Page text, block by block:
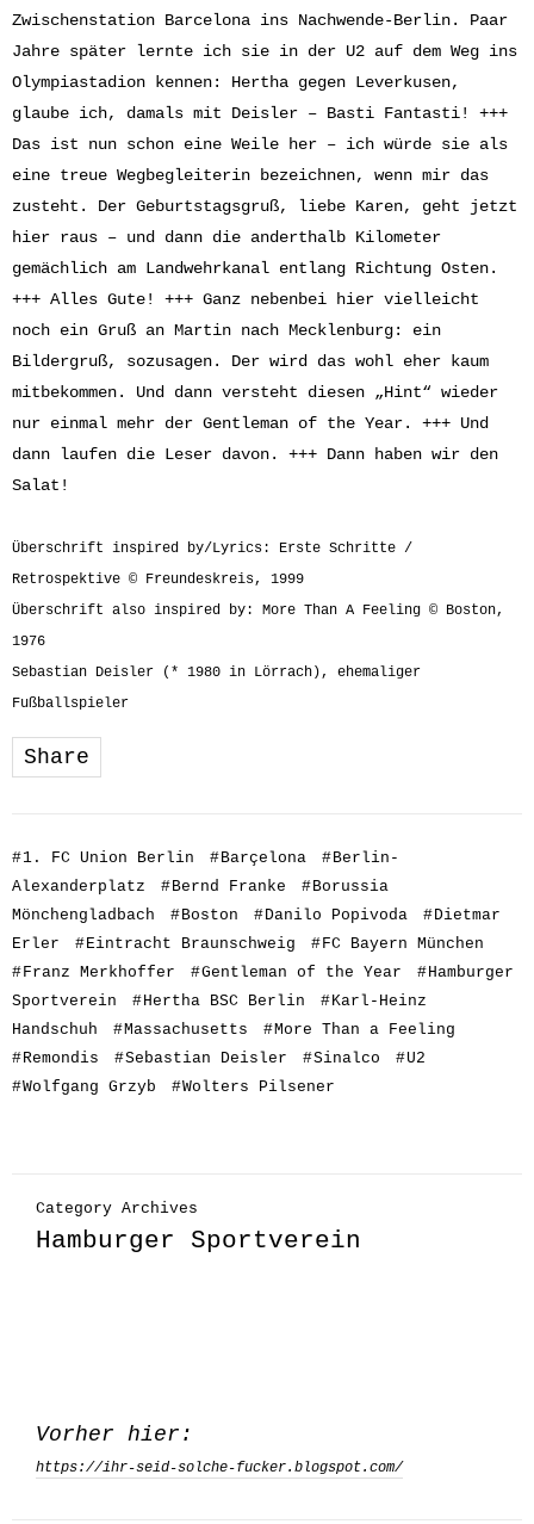
Zwischenstation Barcelona ins Nachwende-Berlin. Paar
Jahre später lernte ich sie in der U2 auf dem Weg ins
Olympiastadion kennen: Hertha gegen Leverkusen,
glaube ich, damals mit Deisler – Basti Fantasti! +++
Das ist nun schon eine Weile her – ich würde sie als
eine treue Wegbegleiterin bezeichnen, wenn mir das
zusteht. Der Geburtstagsgruß, liebe Karen, geht jetzt
hier raus – und dann die anderthalb Kilometer
gemächlich am Landwehrkanal entlang Richtung Osten.
+++ Alles Gute! +++ Ganz nebenbei hier vielleicht
noch ein Gruß an Martin nach Mecklenburg: ein
Bildergruß, sozusagen. Der wird das wohl eher kaum
mitbekommen. Und dann versteht diesen „Hint“ wieder
nur einmal mehr der Gentleman of the Year. +++ Und
dann laufen die Leser davon. +++ Dann haben wir den
Salat!
Überschrift inspired by/Lyrics: Erste Schritte /
Retrospektive © Freundeskreis, 1999
Überschrift also inspired by: More Than A Feeling © Boston,
1976
Sebastian Deisler (* 1980 in Lörrach), ehemaliger
Fußballspieler
Share
#1. FC Union Berlin #Barçelona #Berlin-
Alexanderplatz
#Bernd Franke #Borussia
Mönchengladbach
#Boston #Danilo Popivoda #Dietmar
Erler
#Eintracht Braunschweig #FC Bayern München
#Franz Merkhoffer #Gentleman of the Year #Hamburger
Sportverein
#Hertha BSC Berlin #Karl-Heinz
Handschuh
#Massachusetts #More Than a Feeling
#Remondis #Sebastian Deisler #Sinalco #U2
#Wolfgang Grzyb #Wolters Pilsener
Category Archives
Hamburger Sportverein
Vorher hier:
https://ihr-seid-solche-fucker.blogspot.com/